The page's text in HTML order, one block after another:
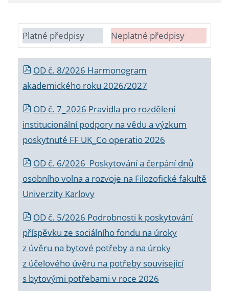
Platné předpisy Neplatné předpisy
OD č. 8/2026 Harmonogram
akademického roku 2026/2027
OD č. 7_2026 Pravidla pro rozdělení
institucionální podpory na vědu a výzkum
poskytnuté FF UK_Co operatio 2026
OD č. 6/2026 Poskytování a čerpání dnů
osobního volna a rozvoje na Filozofické fakultě
Univerzity Karlovy
OD č. 5/2026 Podrobnosti k poskytování
příspěvku ze sociálního fondu na úroky
z úvěru na bytové potřeby a na úroky
z účelového úvěru na potřeby související
s bytovými potřebami v roce 2026